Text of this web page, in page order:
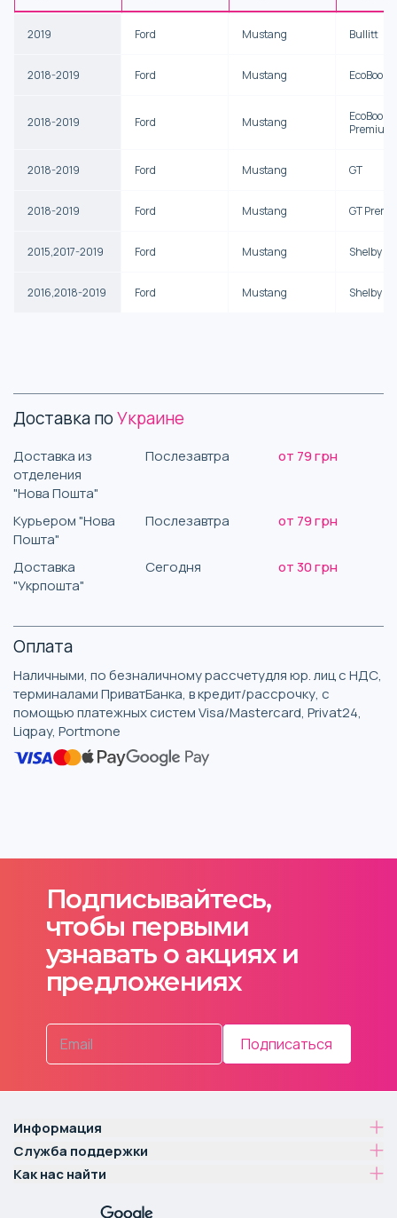
2019 Ford Mustang Bullitt
2018-2019 Ford Mustang EcoBoost
2018-2019 Ford Mustang
EcoBoost
Premium
2018-2019 Ford Mustang GT
2018-2019 Ford Mustang GT
2015,2017-2019 Ford Mustang Shelby
2016,2018-2019 Ford Mustang Shelby
Доставка поУкраине
Доставка из
отделения
"Нова Пошта"
Послезавтра от 79 грн
Курьером "Нова
Пошта"
Послезавтра от 79 грн
Доставка
"Укрпошта"
Сегодня от 30 грн
Оплата
Наличными, по безналичному рассчетудля юр. лиц с НДС,
терминалами ПриватБанка, в кредит/рассрочку, с
помощью платежных систем Visa/Mastercard, Privat24,
Liqpay, Portmone
Подписывайтесь,
чтобы первыми
узнавать о акциях и
предложениях
Подписаться
Информация
Служба поддержки
Как нас найти